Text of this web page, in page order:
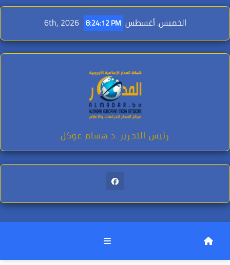
Skip
content
الخميس. أغسطس 6th, 2026 8:24:13 PM
رئيس التحرير .د هشام عوكل